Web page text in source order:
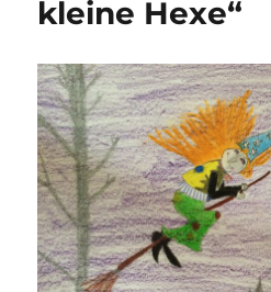
kleine Hexe“